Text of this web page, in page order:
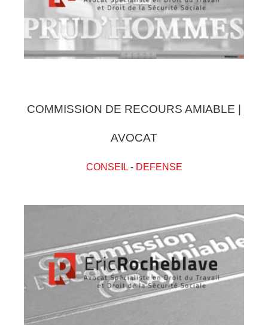
COMMISSION DE RECOURS AMIABLE |
AVOCAT
CONSEIL- DEFENSE